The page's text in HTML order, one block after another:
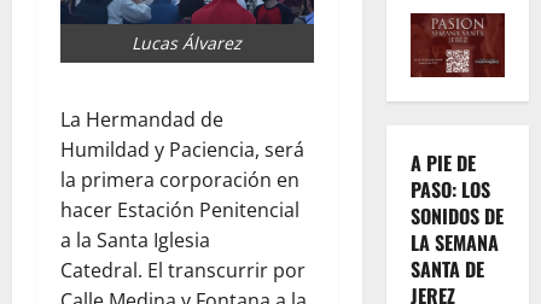
Lucas Álvarez
La Hermandad de
Humildad y Paciencia, será
la primera corporación en
hacer Estación Penitencial
a la Santa Iglesia
Catedral. El transcurrir por
A PIE DE
PASO: LOS
SONIDOS DE
LA SEMANA
SANTA DE
JEREZ